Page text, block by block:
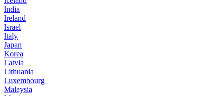
India
Ireland
Israel
Italy
Japan
Korea
Latvia
Lithuania
Luxembourg
Malaysia